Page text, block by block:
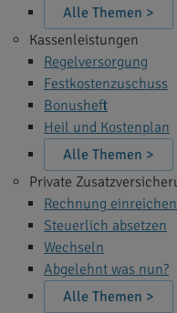
Alle Themen >
Kassenleistungen
Regelversorgung
Festkostenzuschuss
Bonusheft
Heil und Kostenplan
Alle Themen >
Private
Rechnung einreichen
Steuerlich absetzen
Wechseln
Abgelehnt was nun?
Alle Themen >